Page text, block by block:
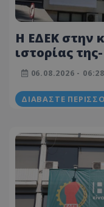
Η ΕΔΕΚ στην
ιστορίας
στη μάχη της
υποψήφιοι
06.08.2026 - 06:28
ΔΙΑΒΆΣΤΕ